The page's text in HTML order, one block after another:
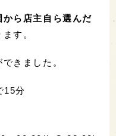
から店主自ら選んだ
す。
きました。
15分